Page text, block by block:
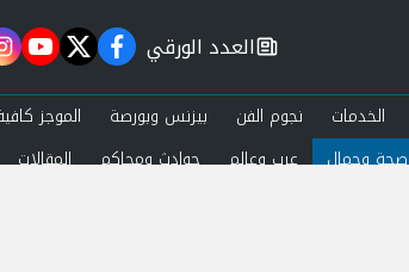
newspaper
العدد الورقي facebook
twitter
الخدمات نجوم الفن بيزنس وبورصة
الموجز
صحة وجمال عرب وعالم حوادث ومحاكم المقالات